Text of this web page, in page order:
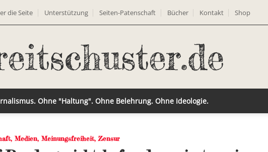
die Seite Unterstützung Seiten-Patenschaft Bücher Kontakt Shop
Ohne "Haltung". Ohne Belehrung. Ohne Ideologie.
, Medien, Meinungsfreiheit, Zensur